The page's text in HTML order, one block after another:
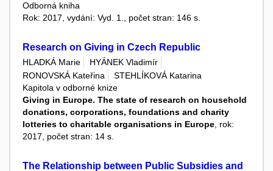
Odborná kniha
Rok: 2017, vydání: Vyd. 1., počet stran: 146 s.
Research on Giving in Czech Republic
HLADKÁ Marie
HYÁNEK Vladimír
RONOVSKÁ Kateřina
STEHLÍKOVÁ Katarina
Kapitola v odborné knize
Giving in Europe. The state of research on household
donations, corporations, foundations and charity
lotteries to charitable organisations in Europe , rok:
2017, počet stran: 14 s.
The Relationship between Public Subsidies and